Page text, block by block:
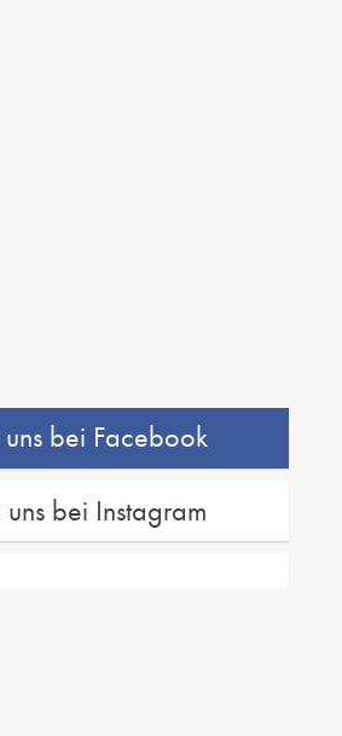
uns bei Facebook
uns bei Instagram